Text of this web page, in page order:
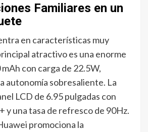
Familiares en un
en características muy
atractivo es una enorme
con carga de 22.5W,
autonomía sobresaliente. La
LCD de 6.95 pulgadas con
y una tasa de refresco de 90Hz.
promociona la